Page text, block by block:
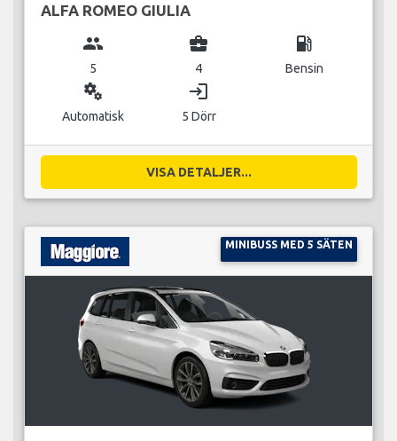
ALFA ROMEO GIULIA
group
5
business_center
4
local_gas_station
Bensin
miscellaneous_services
Automatisk
login
5 Dörr
VISA DETALJER...
MINIBUSS MED 5 SÄTEN